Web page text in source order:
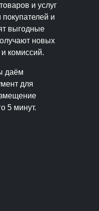
и услуг
и
выгодные
новых
комиссий.
даём
для
5 минут.